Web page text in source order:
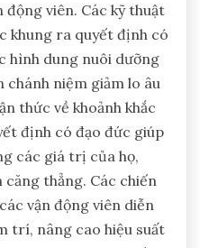
động viên. Các kỹ thuật
khung ra quyết định có
hình dung nuôi dưỡng
chánh niệm giảm lo âu
thức về khoảnh khắc
định có đạo đức giúp
các giá trị của họ,
thẳng. Các chiến
vận động viên diễn
trí, nâng cao hiệu suất